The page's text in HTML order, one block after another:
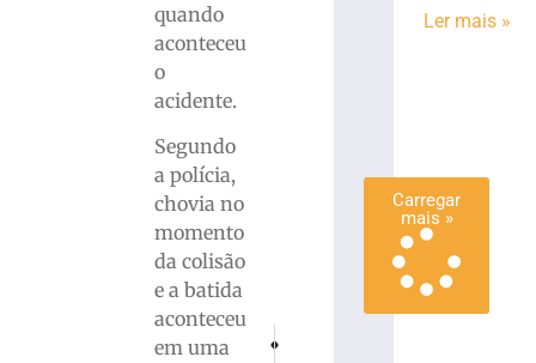
quando
aconteceu
o
acidente.
Segundo
a polícia,
chovia no
momento
da colisão
e a batida
aconteceu
em uma
Carregar
mais »
Ler mais »